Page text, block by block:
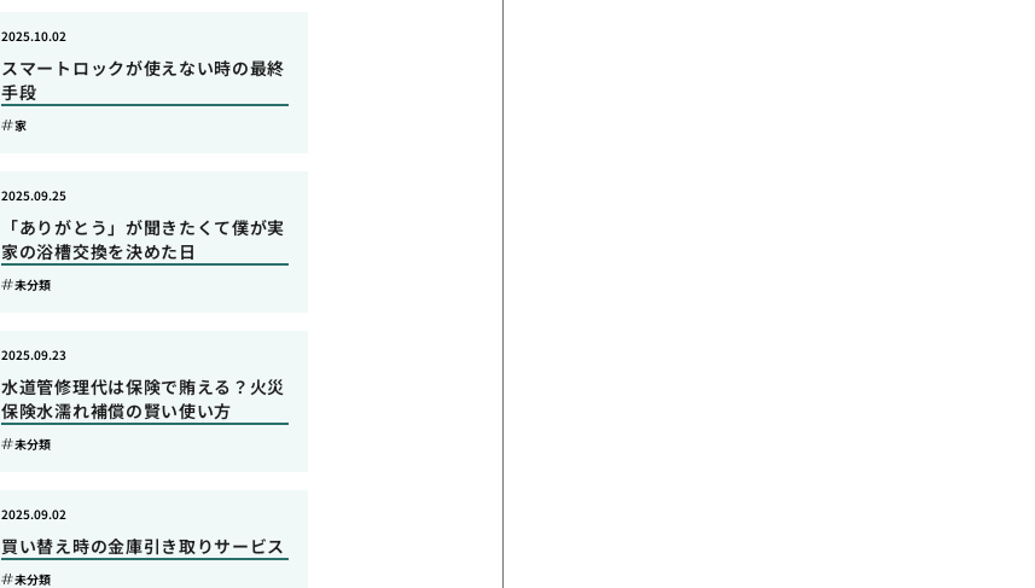
スマートロックが使えない時の最終
手段
2025.10.02
家
「ありがとう」が聞きたくて僕が実
家の浴槽交換を決めた日
2025.09.25
未分類
水道管修理代は保険で賄える？火災
保険水濡れ補償の賢い使い方
2025.09.23
未分類
買い替え時の金庫引き取りサービス
2025.09.02
未分類